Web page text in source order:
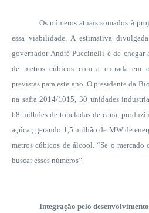
Os números atuais somados à
essa viabilidade. A estimativa
governador André Puccinelli é de chegar
de metros cúbicos com a entrada em
previstas para este ano. O presidente da
na safra 2014/1015, 30 unidades
68 milhões de toneladas de cana,
açúcar, gerando 1,5 milhão de MW de
metros cúbicos de álcool. “Se o mercado
buscar esses números”.
Integração pelo desenvolvimento